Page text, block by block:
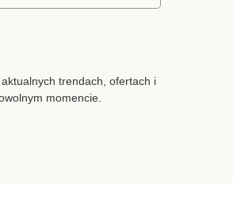
trendach, ofertach i
momencie.